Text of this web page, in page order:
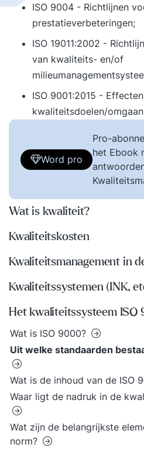
ISO 9004 - Richtlijnen
prestatieverbeteringen;
ISO 19011:2002 -
van kwaliteits- en/of
ISO 9001:2015 -
kwaliteitsdoelen/
Word pro
Pro-
het Ebook
Wat is kwaliteit?
Kwaliteitskosten
Kwaliteitsmanagement in
Kwaliteitssystemen (INK,
Het kwaliteitssysteem ISO
Wat is ISO 9000?
Uit welke standaarden
Wat is de inhoud van de ISO
Waar ligt de nadruk in de
Wat zijn de belangrijkste
norm?